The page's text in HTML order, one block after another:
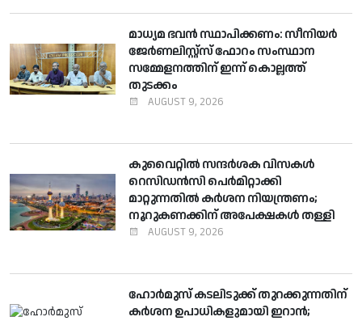
മാധ്യമ ഭവന്‍ സ്ഥാപിക്കണം: സീനിയര്‍
ജേര്‍ണലിസ്റ്റ്സ് ഫോറം സംസ്ഥാന
സമ്മേളനത്തിന് ഇന്ന് കൊല്ലത്ത്
തുടക്കം
AUGUST 9, 2026
കുവൈറ്റില്‍ സന്ദര്‍ശക വിസകള്‍
റെസിഡന്‍സി പെര്‍മിറ്റാക്കി
മാറ്റുന്നതില്‍ കര്‍ശന നിയന്ത്രണം;
നൂറുകണക്കിന് അപേക്ഷകള്‍ തള്ളി
AUGUST 9, 2026
ഹോര്‍മുസ് കടലിടുക്ക് തുറക്കുന്നതിന്
കര്‍ശന ഉപാധികളുമായി ഇറാന്‍;